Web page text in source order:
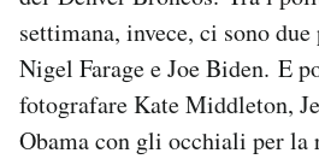
settimana, invece, ci sono
Nigel Farage e Joe Biden. E
fotografare Kate Middleton,
Obama con gli occhiali per la